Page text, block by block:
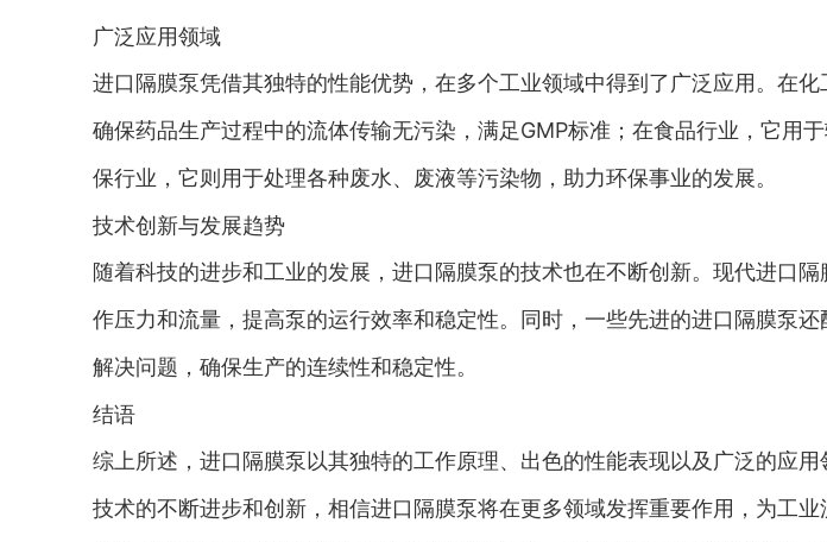
广泛应用领域
进口隔膜泵凭借其独特的性能优势，在多个工业领域中得到了广泛应用。在
确保药品生产过程中的流体传输无污染，满足GMP标准；在食品行业，它用
保行业，它则用于处理各种废水、废液等污染物，助力环保事业的发展。
技术创新与发展趋势
随着科技的进步和工业的发展，进口隔膜泵的技术也在不断创新。现代进口
作压力和流量，提高泵的运行效率和稳定性。同时，一些先进的进口隔膜泵
解决问题，确保生产的连续性和稳定性。
结语
综上所述，进口隔膜泵以其独特的工作原理、出色的性能表现以及广泛的应
技术的不断进步和创新，相信进口隔膜泵将在更多领域发挥重要作用，为工